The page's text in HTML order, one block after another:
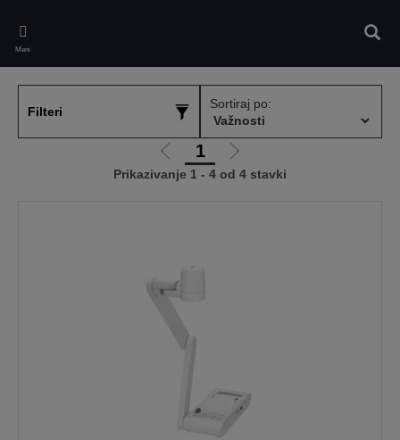
main
content
Meni
Filteri
Sortiraj po:
Idi
na
1
Idi
na
Prikazivanje 1 - 4 od 4 stavki